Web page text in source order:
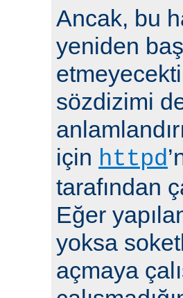
Ancak, bu
yeniden
sözdizimi
için httpd
tarafından
Eğer
yoksa
açmaya